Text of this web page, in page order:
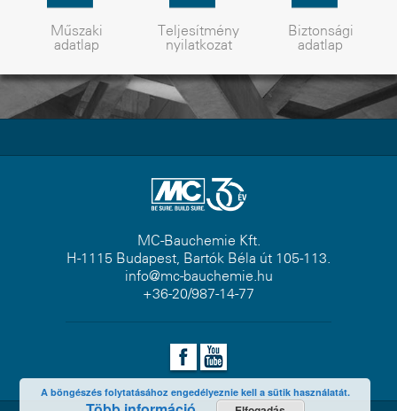
Műszaki
adatlap
Teljesítmény
nyilatkozat
Biztonsági
adatlap
MC-Bauchemie Kft.
H-1115 Budapest, Bartók Béla út 105-113.
info@mc-bauchemie.hu
+36-20/987-14-77
A böngészés folytatásához engedélyeznie kell a sütik használatát.